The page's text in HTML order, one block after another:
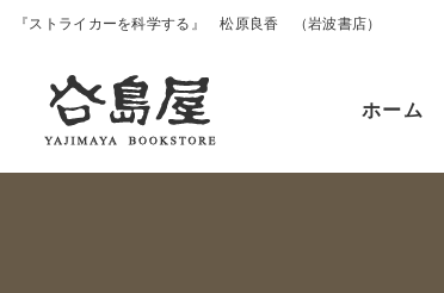
『ストライカーを科学する』 松原良香 （岩波書店）
ホーム